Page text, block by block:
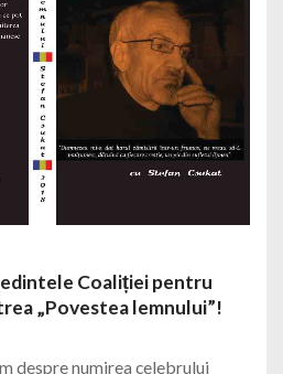
Coaliției pentru
„Povestea lemnului”!
despre numirea celebrului